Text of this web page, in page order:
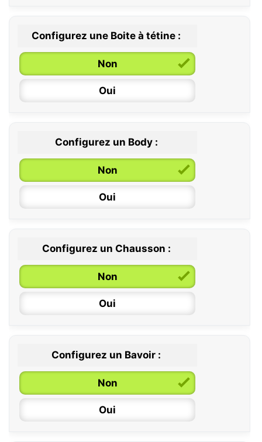
Configurez une Boite à tétine :
Non
Oui
Configurez un Body :
Non
Oui
0 / 6 mois
6 / 12 mois
12 / 18 mois
Configurez un Chausson :
Non
Oui
Configurez un Bavoir :
Non
Oui